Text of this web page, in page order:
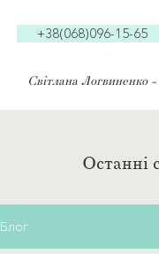
+38(068)096-15-65
Світлана Логвиненко
Останні
Блог